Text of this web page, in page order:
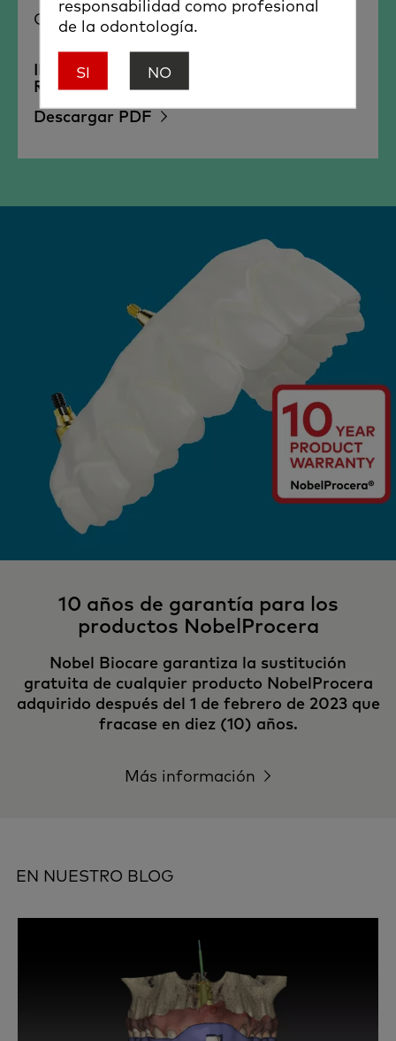
responsabilidad como profesional
de la odontología.
SI NO
Guía rápida
IBO Supported Platform List & Screw
Reference Guide
Descargar PDF
10 años de garantía para los
productos NobelProcera
Nobel Biocare garantiza la sustitución
gratuita de cualquier producto NobelProcera
adquirido después del 1 de febrero de 2023 que
fracase en diez (10) años.
Más información
EN NUESTRO BLOG